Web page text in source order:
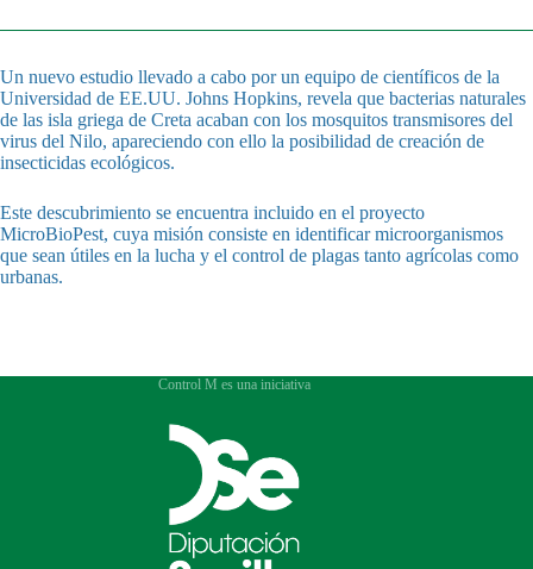
Un nuevo estudio llevado a cabo por un equipo de científicos de la
Universidad de EE.UU. Johns Hopkins, revela que bacterias naturales
de las isla griega de Creta acaban con los mosquitos transmisores del
virus del Nilo, apareciendo con ello la posibilidad de creación de
insecticidas ecológicos.
Este descubrimiento se encuentra incluido en el proyecto
MicroBioPest, cuya misión consiste en identificar microorganismos
que sean útiles en la lucha y el control de plagas tanto agrícolas como
urbanas.
Control M es una iniciativa